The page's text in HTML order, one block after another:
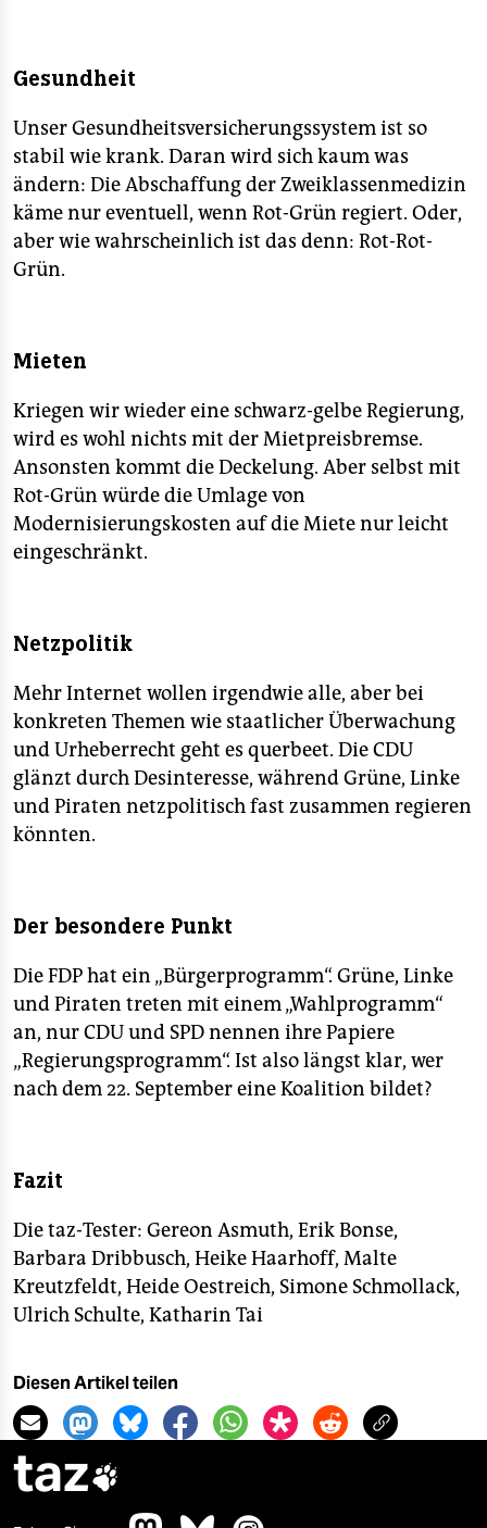
Gesundheit
Unser Gesundheitsversicherungssystem ist so
stabil wie krank. Daran wird sich kaum was
ändern: Die Abschaffung der Zweiklassenmedizin
käme nur eventuell, wenn Rot-Grün regiert. Oder,
aber wie wahrscheinlich ist das denn: Rot-Rot-
Grün.
Mieten
Kriegen wir wieder eine schwarz-gelbe Regierung,
wird es wohl nichts mit der Mietpreisbremse.
Ansonsten kommt die Deckelung. Aber selbst mit
Rot-Grün würde die Umlage von
Modernisierungskosten auf die Miete nur leicht
eingeschränkt.
Netzpolitik
Mehr Internet wollen irgendwie alle, aber bei
konkreten Themen wie staatlicher Überwachung
und Urheberrecht geht es querbeet. Die CDU
glänzt durch Desinteresse, während Grüne, Linke
und Piraten netzpolitisch fast zusammen regieren
könnten.
Der besondere Punkt
Die FDP hat ein „Bürgerprogramm“. Grüne, Linke
und Piraten treten mit einem „Wahlprogramm“
an, nur CDU und SPD nennen ihre Papiere
„Regierungsprogramm“. Ist also längst klar, wer
nach dem 22. September eine Koalition bildet?
Fazit
Die taz-Tester: Gereon Asmuth, Erik Bonse,
Barbara Dribbusch, Heike Haarhoff, Malte
Kreutzfeldt, Heide Oestreich, Simone Schmollack,
Ulrich Schulte, Katharin Tai
Diesen Artikel teilen
taz